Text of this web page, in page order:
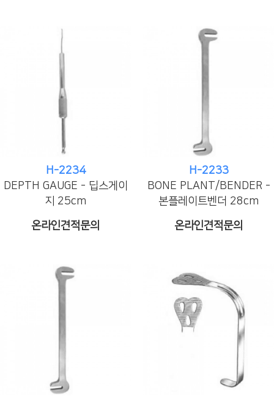
H-2234
DEPTH GAUGE - 딥스게이
지 25cm
온라인견적문의
H-2233
BONE PLANT/BENDER -
본플레이트벤더 28cm
온라인견적문의